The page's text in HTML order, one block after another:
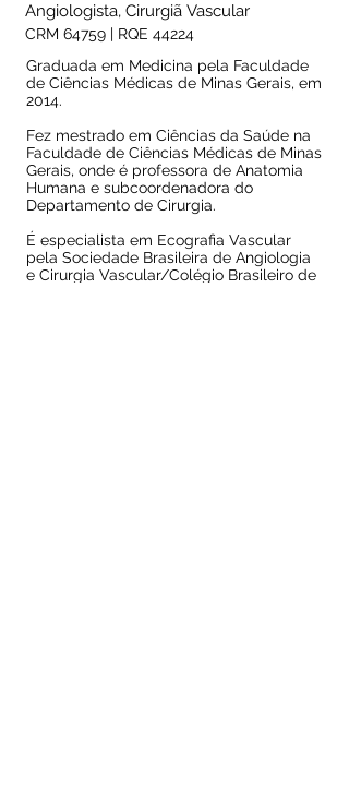
Angiologista, Cirurgiã Vascular
CRM 64759 | RQE 44224
Graduada em Medicina pela Faculdade
de Ciências Médicas de Minas Gerais, em
2014.
Fez mestrado em Ciências da Saúde na
Faculdade de Ciências Médicas de Minas
Gerais, onde é professora de Anatomia
Humana e subcoordenadora do
Departamento de Cirurgia.
É especialista em Ecografia Vascular
pela Sociedade Brasileira de Angiologia
e Cirurgia Vascular/Colégio Brasileiro de